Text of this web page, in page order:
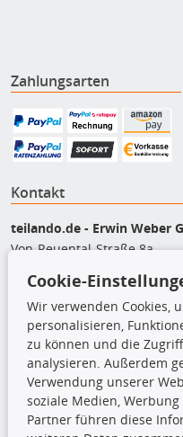
Zahlungsarten
Kontakt
teilando.de - Erwin Weber
Von-Reuental-Straße 8a
+49 (0) 8165 / 5093200
shop@teilando.de
Top Produkte
Beleuchtung
Bremsbeläge
Bremsscheiben
Cookie-
Wir verwenden Cookies,
personalisieren,
zu können und die
analysieren. Außerdem
Verwendung unserer
soziale Medien,
Partner führen diese